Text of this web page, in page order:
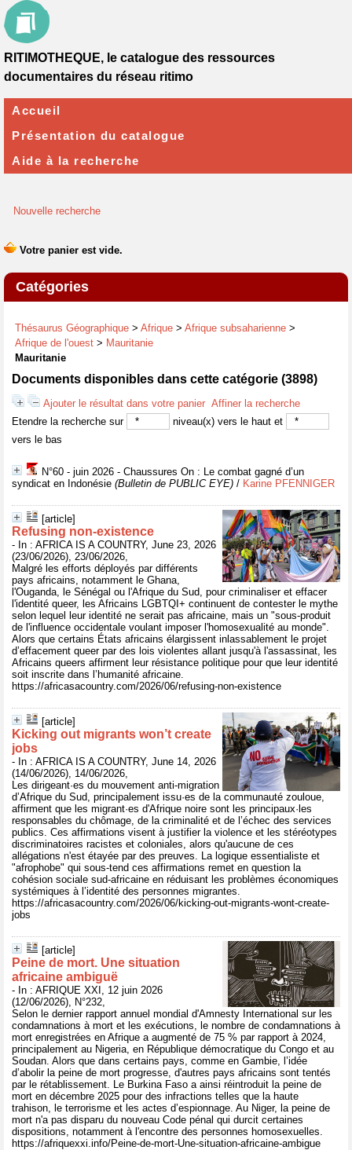
Nouvelle recherche
Catégories
Thésaurus Géographique > Afrique > Afrique subsaharienne >
Afrique de l'ouest > Mauritanie
Mauritanie
Documents disponibles dans cette catégorie (3898)
Ajouter le résultat dans votre panier Affiner la recherche
Etendre la recherche sur
niveau(x) vers le haut et
vers le bas
N°60 - juin 2026 - Chaussures On : Le combat gagné d’un
syndicat en Indonésie (Bulletin de PUBLIC EYE) / Karine PFENNIGER
[article]
Refusing non-existence
- In : AFRICA IS A COUNTRY, June 23, 2026
(23/06/2026), 23/06/2026,
Malgré les efforts déployés par différents
pays africains, notamment le Ghana,
l'Ouganda, le Sénégal ou l'Afrique du Sud, pour criminaliser et effacer
l'identité queer, les Africains LGBTQI+ continuent de contester le mythe
selon lequel leur identité ne serait pas africaine, mais un "sous-produit
de l'influence occidentale voulant imposer l'homosexualité au monde".
Alors que certains États africains élargissent inlassablement le projet
d’effacement queer par des lois violentes allant jusqu'à l'assassinat, les
Africains queers affirment leur résistance politique pour que leur identité
soit inscrite dans l’humanité africaine.
https://africasacountry.com/2026/06/refusing-non-existence
[article]
Kicking out migrants won’t create
jobs
- In : AFRICA IS A COUNTRY, June 14, 2026
(14/06/2026), 14/06/2026,
Les dirigeant·es du mouvement anti-migration
d’Afrique du Sud, principalement issu·es de la communauté zouloue,
affirment que les migrant·es d'Afrique noire sont les principaux·les
responsables du chômage, de la criminalité et de l’échec des services
publics. Ces affirmations visent à justifier la violence et les stéréotypes
discriminatoires racistes et coloniales, alors qu'aucune de ces
allégations n'est étayée par des preuves. La logique essentialiste et
"afrophobe" qui sous-tend ces affirmations remet en question la
cohésion sociale sud-africaine en réduisant les problèmes économiques
systémiques à l’identité des personnes migrantes.
https://africasacountry.com/2026/06/kicking-out-migrants-wont-create-
jobs
[article]
Peine de mort. Une situation
africaine ambiguë
- In : AFRIQUE XXI, 12 juin 2026
(12/06/2026), N°232,
Selon le dernier rapport annuel mondial d'Amnesty International sur les
condamnations à mort et les exécutions, le nombre de condamnations à
mort enregistrées en Afrique a augmenté de 75 % par rapport à 2024,
principalement au Nigeria, en République démocratique du Congo et au
Soudan. Alors que dans certains pays, comme en Gambie, l’idée
d’abolir la peine de mort progresse, d'autres pays africains sont tentés
par le rétablissement. Le Burkina Faso a ainsi réintroduit la peine de
mort en décembre 2025 pour des infractions telles que la haute
trahison, le terrorisme et les actes d’espionnage. Au Niger, la peine de
mort n'a pas disparu du nouveau Code pénal qui durcit certaines
dispositions, notamment à l'encontre des personnes homosexuelles.
https://afriquexxi.info/Peine-de-mort-Une-situation-africaine-ambigue
RITIMOTHEQUE, le catalogue des ressources
documentaires du réseau ritimo
Accueil
Présentation du catalogue
Aide à la recherche